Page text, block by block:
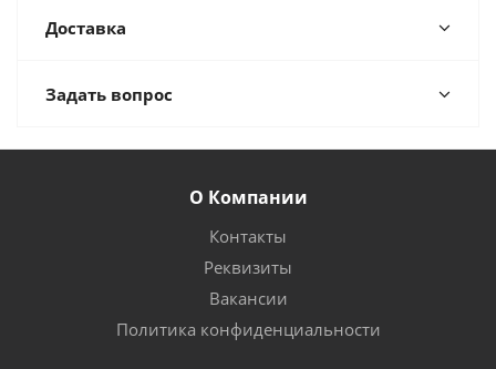
Доставка
Задать вопрос
О Компании
Контакты
Реквизиты
Вакансии
Политика конфиденциальности